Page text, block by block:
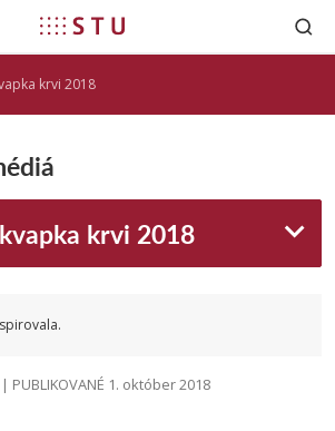
krvi 2018
krvi 2018
PUBLIKOVANÉ 1. október 2018